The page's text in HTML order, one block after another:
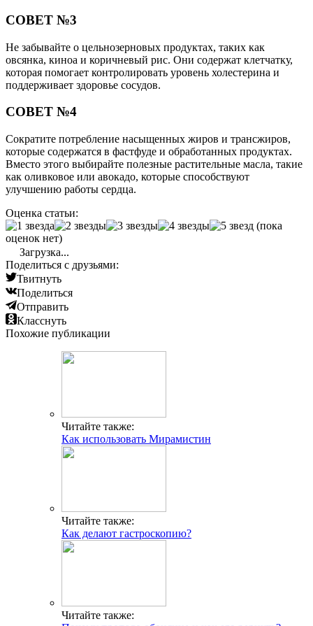
СОВЕТ №3
Не забывайте о цельнозерновых продуктах, таких как
овсянка, киноа и коричневый рис. Они содержат клетчатку,
которая помогает контролировать уровень холестерина и
поддерживает здоровье сосудов.
СОВЕТ №4
Сократите потребление насыщенных жиров и трансжиров,
которые содержатся в фастфуде и обработанных продуктах.
Вместо этого выбирайте полезные растительные масла, такие
как оливковое или авокадо, которые способствуют
улучшению работы сердца.
Оценка статьи:
(пока
оценок нет)
Загрузка...
Поделиться с друзьями:
Твитнуть
Поделиться
Отправить
Класснуть
Похожие публикации
Читайте также:
Как использовать Мирамистин
Читайте также:
Как делают гастроскопию?
Читайте также: